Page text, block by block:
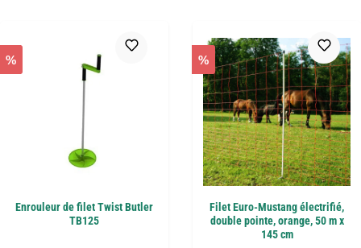
%
Enrouleur de filet Twist Butler
TB125
%
Filet Euro-Mustang électrifié,
double pointe, orange, 50 m x
145 cm